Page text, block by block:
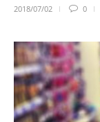
2018/07/02 0